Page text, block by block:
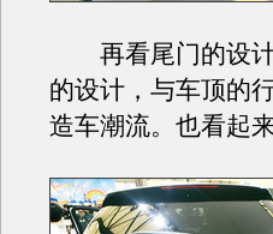
再看尾门的设计
的设计，与车顶的
造车潮流。也看起